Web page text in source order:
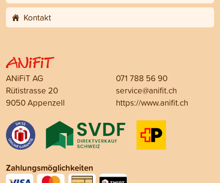
Kontakt
ANiFiT AG
Rütistrasse 20
9050 Appenzell
071 788 56 90
service@anifit.ch
https://www.anifit.ch
Zahlungsmöglichkeiten